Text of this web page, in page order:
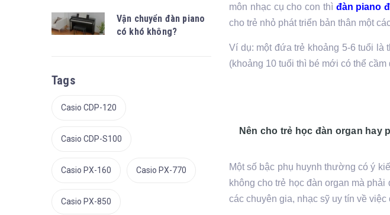
môn nhạc cụ cho con thì đàn piano
cho trẻ nhỏ phát triển bản thân một
Ví dụ: một đứa trẻ khoảng 5-6 tuổi là
(khoảng 10 tuổi thì bé mới có thể
Nên cho trẻ học đàn organ hay
Một số bậc phụ huynh thường có ý
không cho trẻ học đàn organ mà
các chuyên gia, nhạc sỹ uy tín về
Vận chuyển đàn piano
có khó không?
Tags
Casio CDP-120
Casio CDP-S100
Casio PX-160 Casio PX-770
Casio PX-850